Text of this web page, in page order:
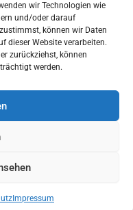
wir Technologien wie
und/oder darauf
können wir Daten
dieser Website verarbeiten.
zurückziehst, können
werden.
Impressum
Berne.